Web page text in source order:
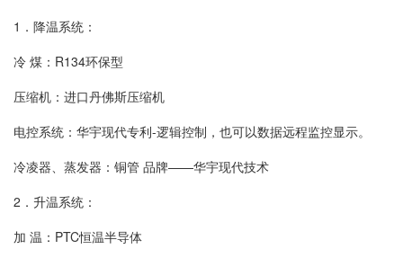
1．降温系统：
冷 煤：R134环保型
压缩机：进口丹佛斯压缩机
电控系统：华宇现代专利-逻辑控制，也可以数据远程监控显示。
冷凌器、蒸发器：铜管 品牌——华宇现代技术
2．升温系统：
加 温：PTC恒温半导体